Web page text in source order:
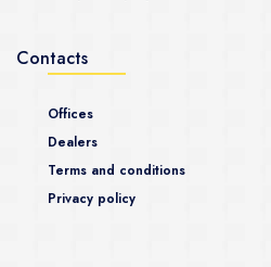
Contacts
Offices
Dealers
Terms and conditions
Privacy policy